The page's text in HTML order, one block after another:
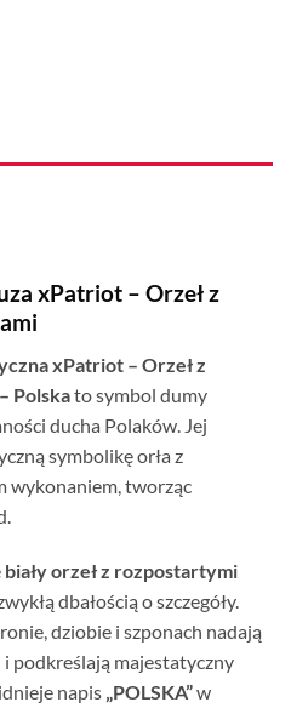
xPatriot – Orzeł z
xPatriot – Orzeł z
Polskato symbol dumy
ducha Polaków. Jej
symbolikę orła z
wykonaniem, tworząc
biały orzeł z rozpostartymi
dbałością o szczegóły.
dziobie i szponach nadają
podkreślają majestatyczny
napis „POLSKA”w